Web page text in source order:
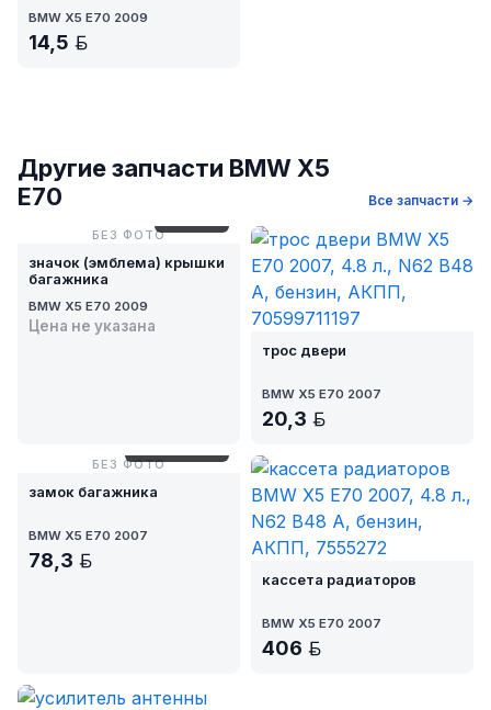
BMW X5 E70 2009
14,5
Другие запчасти BMW X5
E70
Все запчасти →
БЕЗ ФОТО
значок (эмблема) крышки
багажника
BMW X5 E70 2009
Цена не указана
трос двери
BMW X5 E70 2007
20,3
БЕЗ ФОТО
замок багажника
BMW X5 E70 2007
78,3
кассета радиаторов
BMW X5 E70 2007
406